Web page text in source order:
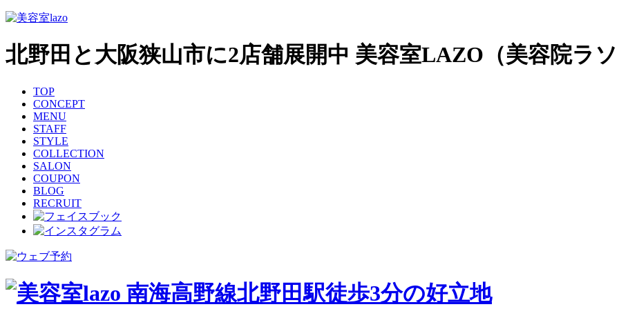
北野田と大阪狭山市に2店舗展開中 美容室LAZO（美容院ラ
TOP
CONCEPT
MENU
STAFF
STYLE
COLLECTION
SALON
COUPON
BLOG
RECRUIT